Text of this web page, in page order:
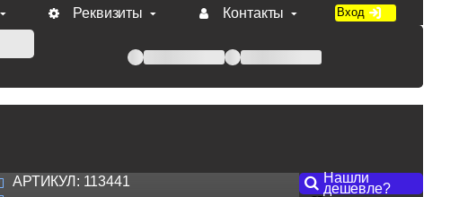
Реквизиты Контакты Вход
при оплате по счету.
АРТИКУЛ: 113441 Нашли
дешевле?